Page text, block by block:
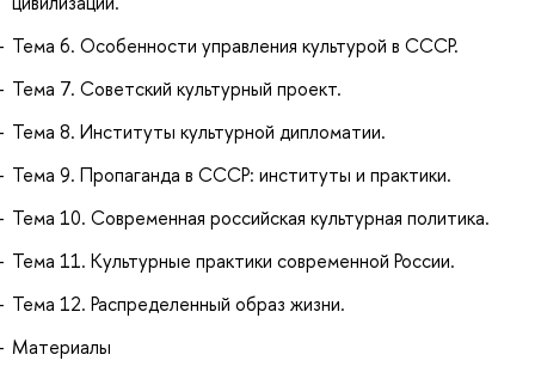
Тема 6. Особенности управления культурой в СССР.
Тема 7. Советский культурный проект.
Тема 8. Институты культурной дипломатии.
Тема 9. Пропаганда в СССР: институты и практики.
Тема 10. Современная российская культурная политика.
Тема 11. Культурные практики современной России.
Тема 12. Распределенный образ жизни.
Материалы